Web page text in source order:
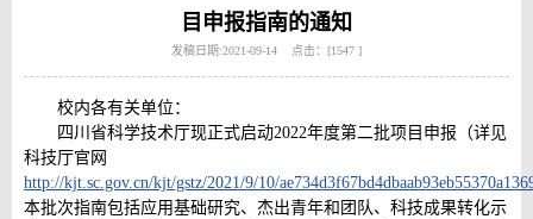
目申报指南的通知
发稿日期:2021-09-14 点击：[1547 ]
校内各有关单位：
四川省科学技术厅现正式启动2022年度第二批项目申报（详见
科技厅官网
http://kjt.sc.gov.cn/kjt/gstz/2021/9/10/
本批次指南包括应用基础研究、杰出青年和团队、科技成果转化示